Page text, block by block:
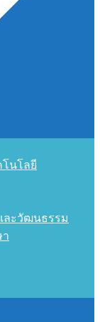
โนโลยี
ละวัฒนธรรม